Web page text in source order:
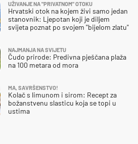
UŽIVANJE NA "PRIVATNOM" OTOKU
Hrvatski otok na kojem živi samo jedan
stanovnik: Ljepotan koji je diljem
svijeta poznat po svojem "bijelom zlatu"
NAJMANJA NA SVIJETU
Čudo prirode: Predivna pješčana plaža
na 100 metara od mora
MA, SAVRŠENSTVO!
Kolač s limunom i sirom: Recept za
božanstvenu slasticu koja se topi u
ustima